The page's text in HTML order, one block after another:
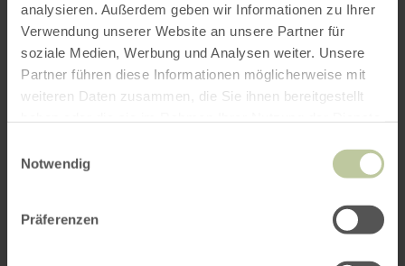
analysieren. Außerdem geben wir Informationen zu Ihrer
Verwendung unserer Website an unsere Partner für
soziale Medien, Werbung und Analysen weiter. Unsere
Partner führen diese Informationen möglicherweise mit
weiteren Daten zusammen, die Sie ihnen bereitgestellt
Notwendig
Präferenzen